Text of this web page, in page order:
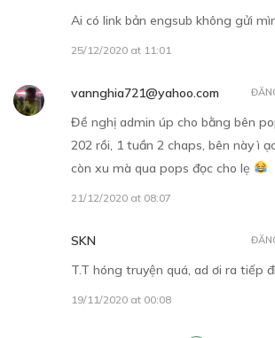
CHƯƠNG 12
Sự quan tâm của Hoán Thạc
Ai có link bản engsub không gửi
25/12/2020 at 11:01
vannghia721@yahoo.com
Đề nghị admin úp cho bằng bên
202 rồi, 1 tuần 2 chaps, bên này ì
còn xu mà qua pops đọc cho lẹ
21/12/2020 at 08:07
SKN
T.T hóng truyện quá, ad ơi ra tiếp
19/11/2020 at 00:08